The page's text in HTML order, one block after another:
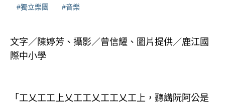
#獨立樂團 #音樂
文字／陳婷芳、攝影／曾信耀、圖片提供／鹿江國
際中小學
「工乂工工上乂工工乂工工乂工上，聽講阮阿公是